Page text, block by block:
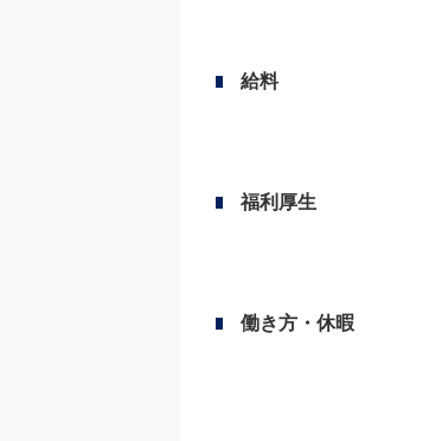
給料
福利厚生
働き方・休暇